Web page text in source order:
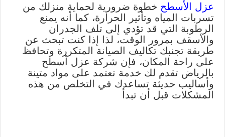
عزل الأسطح خطوة ضرورية لحماية منزلك من
تسربات المياه وتأثير الحرارة، كما أنه يمنع
الرطوبة التي قد تؤدي إلى تلف الجدران
والأسقف بمرور الوقت، لذا إذا كنت تبحث عن
طريقة تجنبك تكاليف الصيانة المتكررة وتحافظ
على راحة المكان، فإن شركة عزل أسطح
بالرياض تقدم لك خدمة تعتمد على مواد متينة
وأساليب حديثة تساعدك في التخلص من هذه
المشكلات قبل أن تبدأ